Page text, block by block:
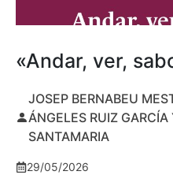
«Andar, ver,
JOSEP BERNABEU
ÁNGELES RUIZ
SANTAMARIA
29/05/2026